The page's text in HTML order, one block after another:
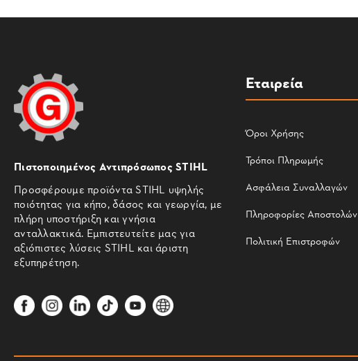
Πιστοποιημένος Αντιπρόσωπος STIHL
Προσφέρουμε προϊόντα STIHL υψηλής
ποιότητας για κήπο, δάσος και γεωργία, με
πλήρη υποστήριξη και γνήσια
ανταλλακτικά. Εμπιστευτείτε μας για
αξιόπιστες λύσεις STIHL και άριστη
εξυπηρέτηση.
Εταιρεία
Όροι Χρήσης
Τρόποι Πληρωμής
Ασφάλεια Συναλλαγών
Πληροφορίες Αποστολών
Πολιτική Επιστροφών